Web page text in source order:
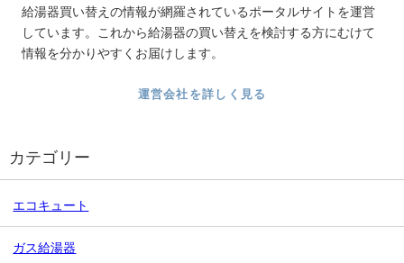
給湯器買い替えの情報が網羅されているポータルサイトを運営
しています。これから給湯器の買い替えを検討する方にむけて
情報を分かりやすくお届けします。
運営会社を詳しく見る
カテゴリー
エコキュート
ガス給湯器